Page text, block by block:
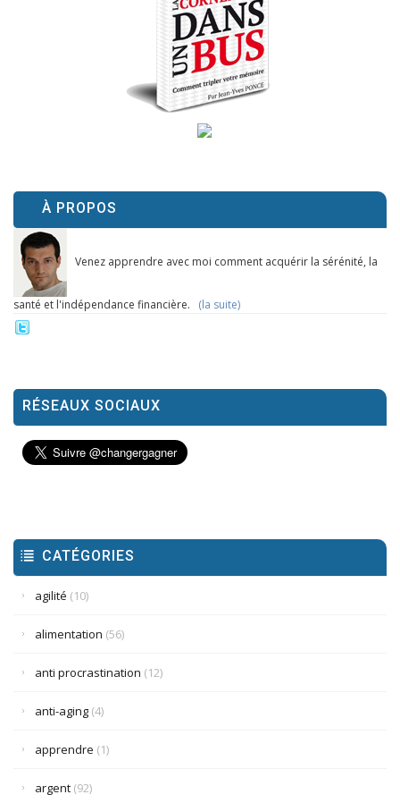
À PROPOS
Venez apprendre avec moi comment acquérir la sérénité, la
santé et l'indépendance financière. (la suite)
RÉSEAUX SOCIAUX
CATÉGORIES
agilité (10)
alimentation (56)
anti procrastination (12)
anti-aging (4)
apprendre (1)
argent (92)